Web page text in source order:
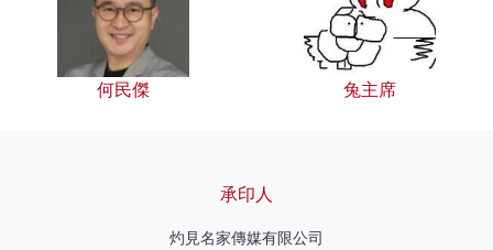
何民傑 兔主席
承印人
灼見名家傳媒有限公司